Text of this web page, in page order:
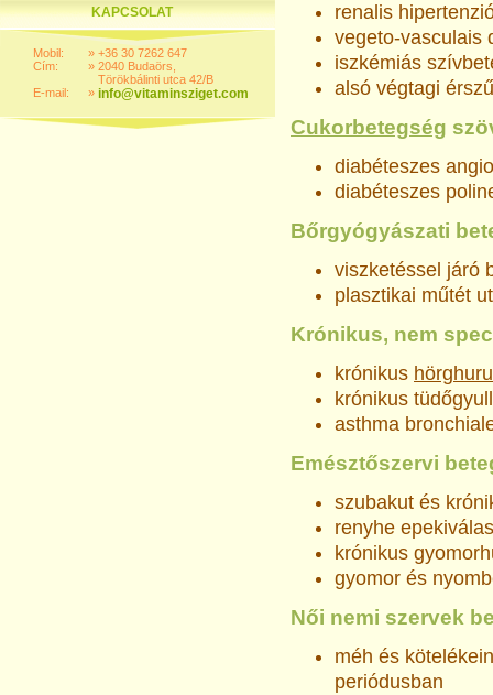
KAPCSOLAT
Mobil:
Cím:
E-mail:
»
»
»
+36 30 7262 647
2040 Budaörs,
Törökbálinti utca 42/B
info@vitaminsziget.com
renalis
vegeto-vasculais
iszkémiás
alsó végtagi
Cukorbetegség
diabéteszes
diabéteszes
Bőrgyógyászati
viszketéssel járó
plasztikai műtét
Krónikus, nem
krónikus
krónikus
asthma
Emésztőszervi
szubakut és
renyhe
krónikus
gyomor és
Női nemi szervek
méh és
periódusban